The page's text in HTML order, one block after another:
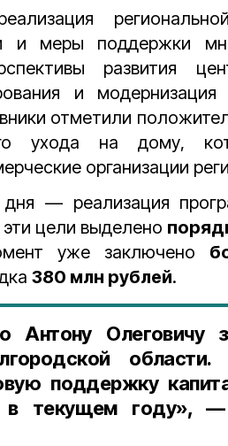
и меры поддержки
развития
и
отметили
ухода на дому,
организации
— реализация
эти цели выделено
уже заключено
380 млн рублей.
Антону Олеговичу
области.
поддержку
в текущем году», —